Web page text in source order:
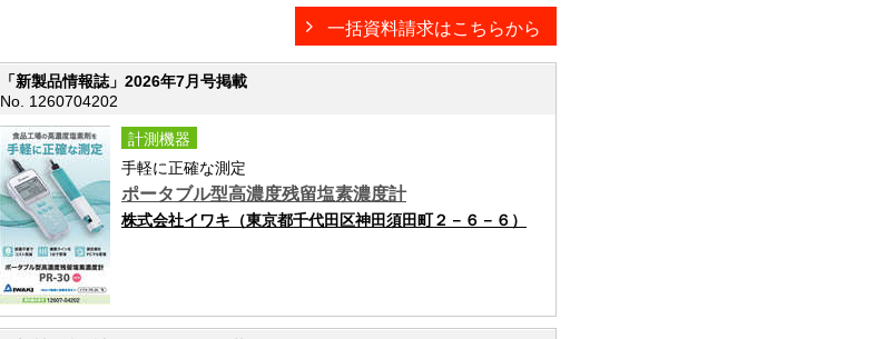
一括資料請求はこちらから
「新製品情報誌」2026年7月号掲載
No. 1260704202
計測機器
手軽に正確な測定
ポータブル型高濃度残留塩素濃度計
株式会社イワキ（東京都千代田区神田須田町２－６－６）